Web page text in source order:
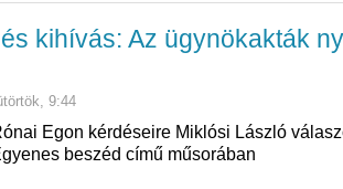
kihívás: Az ügynökakták
9:44
Egon kérdéseire Miklósi László
beszéd című műsorában